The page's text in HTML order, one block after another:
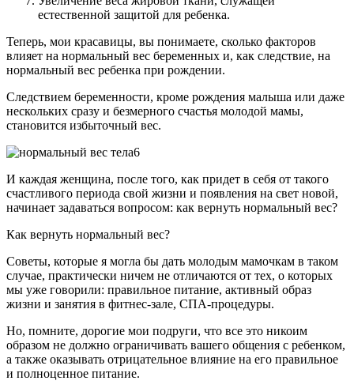
естественной защитой для ребенка.
Теперь, мои красавицы, вы понимаете, сколько факторов
влияет на нормальный вес беременных и, как следствие, на
нормальный вес ребенка при рождении.
Следствием беременности, кроме рождения малыша или даже
нескольких сразу и безмерного счастья молодой мамы,
становится избыточный вес.
И каждая женщина, после того, как придет в себя от такого
счастливого периода свой жизни и появления на свет новой,
начинает задаваться вопросом: как вернуть нормальный вес?
Как вернуть нормальный вес?
Советы, которые я могла бы дать молодым мамочкам в таком
случае, практически ничем не отличаются от тех, о которых
мы уже говорили: правильное питание, активный образ
жизни и занятия в фитнес-зале, СПА-процедуры.
Но, помните, дорогие мои подруги, что все это никоим
образом не должно ограничивать вашего общения с ребенком,
а также оказывать отрицательное влияние на его правильное
и полноценное питание.